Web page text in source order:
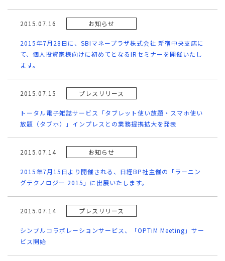
2015.07.16 お知らせ
2015年7月28日に、SBIマネープラザ株式会社 新宿中央支店に
て、個人投資家様向けに初めてとなるIRセミナーを開催いたし
ます。
2015.07.15 プレスリリース
トータル電子雑誌サービス「タブレット使い放題・スマホ使い
放題（タブホ）」インプレスとの業務提携拡大を発表
2015.07.14 お知らせ
2015年7月15日より開催される、日経BP社主催の「ラーニン
グテクノロジー 2015」に出展いたします。
2015.07.14 プレスリリース
シンプルコラボレーションサービス、「OPTiM Meeting」サー
ビス開始